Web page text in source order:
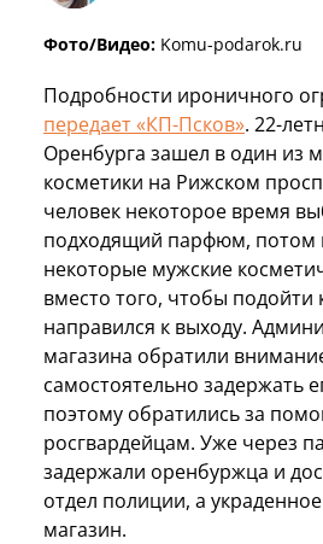
Фото/Видео: Komu-podarok.ru
Подробности ироничного
передает «КП-Псков». 22-
Оренбурга зашел в один из
косметики на Рижском
человек некоторое время
подходящий парфюм, потом
некоторые мужские
вместо того, чтобы подойти
направился к выходу.
магазина обратили
самостоятельно задержать
поэтому обратились за
росгвардейцам. Уже через
задержали оренбуржца и
отдел полиции, а
магазин.